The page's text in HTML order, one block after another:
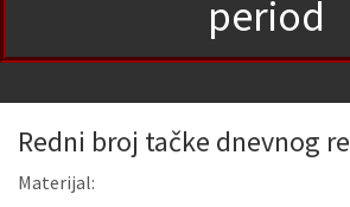
period
Redni broj tačke dnevnog
Materijal: